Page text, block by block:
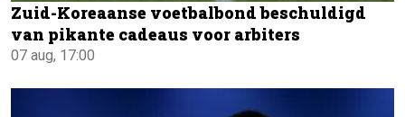
Zuid-Koreaanse voetbalbond beschuldigd
van pikante cadeaus voor arbiters
07 aug, 17:00